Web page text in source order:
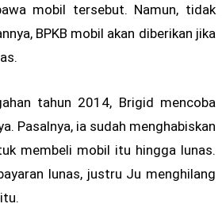
mobil tersebut. Namun, tidak
BPKB mobil akan diberikan jika
tahun 2014, Brigid mencoba
Pasalnya, ia sudah menghabiskan
membeli mobil itu hingga lunas.
lunas, justru Ju menghilang